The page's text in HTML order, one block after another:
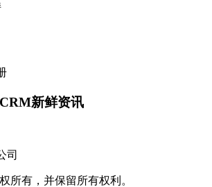
新鲜资讯
司
所有，并保留所有权利。